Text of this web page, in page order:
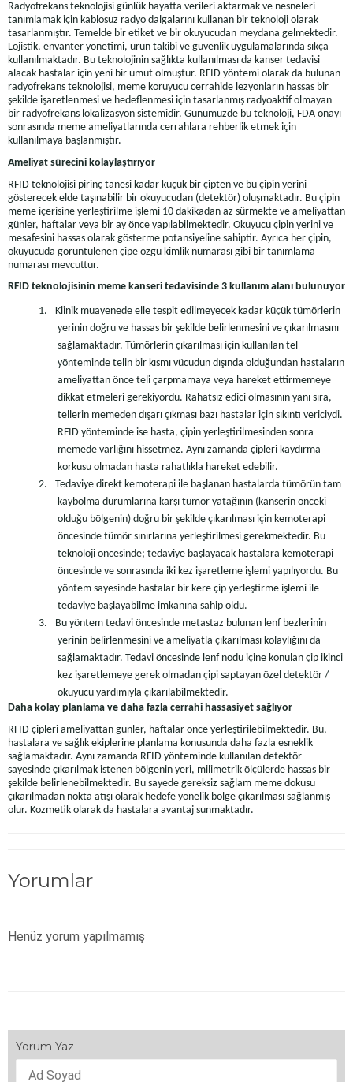
Radyofrekans teknolojisi günlük hayatta verileri aktarmak ve nesneleri
tanımlamak için kablosuz radyo dalgalarını kullanan bir teknoloji olarak
tasarlanmıştır. Temelde bir etiket ve bir okuyucudan meydana gelmektedir.
Lojistik, envanter yönetimi, ürün takibi ve güvenlik uygulamalarında sıkça
kullanılmaktadır. Bu teknolojinin sağlıkta kullanılması da kanser tedavisi
alacak hastalar için yeni bir umut olmuştur. RFID yöntemi olarak da bulunan
radyofrekans teknolojisi, meme koruyucu cerrahide lezyonların hassas bir
şekilde işaretlenmesi ve hedeflenmesi için tasarlanmış radyoaktif olmayan
bir radyofrekans lokalizasyon sistemidir. Günümüzde bu teknoloji, FDA onayı
sonrasında meme ameliyatlarında cerrahlara rehberlik etmek için
kullanılmaya başlanmıştır.
Ameliyat sürecini kolaylaştırıyor
RFID teknolojisi pirinç tanesi kadar küçük bir çipten ve bu çipin yerini
gösterecek elde taşınabilir bir okuyucudan (detektör) oluşmaktadır. Bu çipin
meme içerisine yerleştirilme işlemi 10 dakikadan az sürmekte ve ameliyattan
günler, haftalar veya bir ay önce yapılabilmektedir. Okuyucu çipin yerini ve
mesafesini hassas olarak gösterme potansiyeline sahiptir. Ayrıca her çipin,
okuyucuda görüntülenen çipe özgü kimlik numarası gibi bir tanımlama
numarası mevcuttur.
RFID teknolojisinin meme kanseri tedavisinde 3 kullanım alanı bulunuyor
1.
Klinik muayenede elle tespit edilmeyecek kadar küçük tümörlerin
yerinin doğru ve hassas bir şekilde belirlenmesini ve çıkarılmasını
sağlamaktadır. Tümörlerin çıkarılması için kullanılan tel
yönteminde telin bir kısmı vücudun dışında olduğundan hastaların
ameliyattan önce teli çarpmamaya veya hareket ettirmemeye
dikkat etmeleri gerekiyordu. Rahatsız edici olmasının yanı sıra,
tellerin memeden dışarı çıkması bazı hastalar için sıkıntı vericiydi.
RFID yönteminde ise hasta, çipin yerleştirilmesinden sonra
memede varlığını hissetmez. Aynı zamanda çipleri kaydırma
korkusu olmadan hasta rahatlıkla hareket edebilir.
2.
Tedaviye direkt kemoterapi ile başlanan hastalarda tümörün tam
kaybolma durumlarına karşı tümör yatağının (kanserin önceki
olduğu bölgenin) doğru bir şekilde çıkarılması için kemoterapi
öncesinde tümör sınırlarına yerleştirilmesi gerekmektedir. Bu
teknoloji öncesinde; tedaviye başlayacak hastalara kemoterapi
öncesinde ve sonrasında iki kez işaretleme işlemi yapılıyordu. Bu
yöntem sayesinde hastalar bir kere çip yerleştirme işlemi ile
tedaviye başlayabilme imkanına sahip oldu.
3.
Bu yöntem tedavi öncesinde metastaz bulunan lenf bezlerinin
yerinin belirlenmesini ve ameliyatla çıkarılması kolaylığını da
sağlamaktadır. Tedavi öncesinde lenf nodu içine konulan çip ikinci
kez işaretlemeye gerek olmadan çipi saptayan özel detektör /
okuyucu yardımıyla çıkarılabilmektedir.
Daha kolay planlama ve daha fazla cerrahi hassasiyet sağlıyor
RFID çipleri ameliyattan günler, haftalar önce yerleştirilebilmektedir. Bu,
hastalara ve sağlık ekiplerine planlama konusunda daha fazla esneklik
sağlamaktadır. Aynı zamanda RFID yönteminde kullanılan detektör
sayesinde çıkarılmak istenen bölgenin yeri, milimetrik ölçülerde hassas bir
şekilde belirlenebilmektedir. Bu sayede gereksiz sağlam meme dokusu
çıkarılmadan nokta atışı olarak hedefe yönelik bölge çıkarılması sağlanmış
olur. Kozmetik olarak da hastalara avantaj sunmaktadır.
Yorumlar
Henüz yorum yapılmamış
Yorum Yaz